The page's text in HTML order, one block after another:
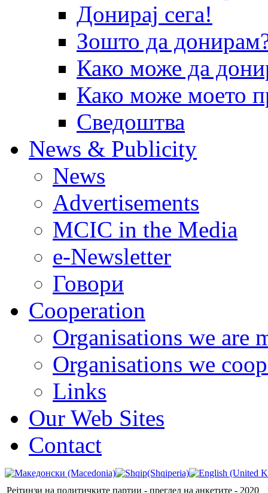
Донирај сега!
Зошто да
Како може да
Како може моето
Сведоштва
News & Publicity
News
Advertisements
MCIC in the Media
e-Newsletter
Говори
Cooperation
Organisations we are
Organisations we
Links
Our Web Sites
Contact
Рејтинзи на политичките партии - преглед на анкетите - 2020